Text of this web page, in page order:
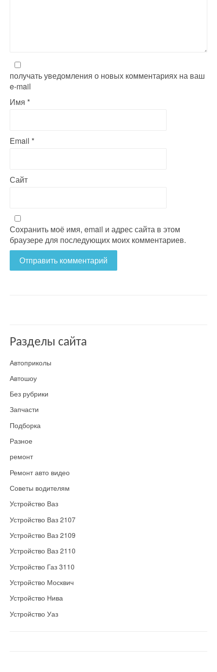
n
получать уведомления о новых комментариях на ваш
e-mail
Имя *
Email *
Сайт
Сохранить моё имя, email и адрес сайта в этом
браузере для последующих моих комментариев.
Разделы сайта
Автоприколы
Автошоу
Без рубрики
Запчасти
Подборка
Разное
ремонт
Ремонт авто видео
Советы водителям
Устройство Ваз
Устройство Ваз 2107
Устройство Ваз 2109
Устройство Ваз 2110
Устройство Газ 3110
Устройство Москвич
Устройство Нива
Устройство Уаз